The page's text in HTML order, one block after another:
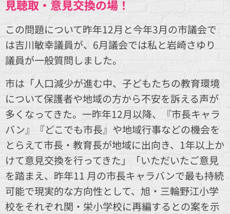
見聴取・意見交換の場！
この問題について昨年12月と今年3月の市議会で
は吉川敏幸議員が、6月議会では私と岩崎さゆり
議員が一般質問しました。
市は「人口減少が進む中、子どもたちの教育環境
について保護者や地域の方から不安を訴える声が
多くなってきた。一昨年12月以降、『市長キャラ
バン』『どこでも市長』や地域行事などの機会を
とらえて市長・教育長が地域に出向き、1年以上か
けて意見交換を行ってきた」「いただいたご意見
を踏まえ、昨年11 月の市長キャラバンで最も持続
可能で現実的な方向性として、旭・三輪野江小学
校をそれぞれ関・栄小学校に再編するとの案を示